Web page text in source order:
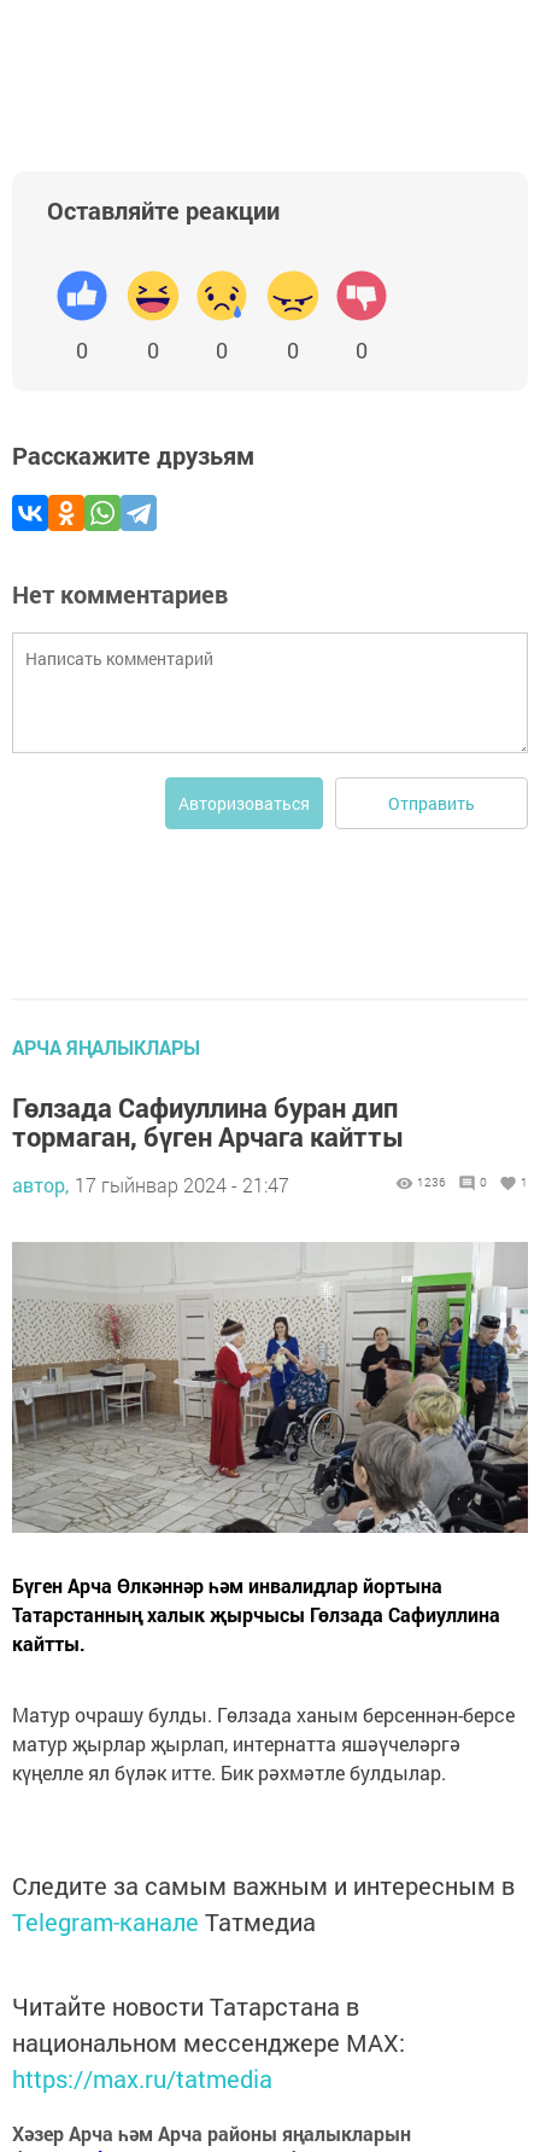
Оставляйте реакции
0 0 0 0 0
Расскажите друзьям
Нет комментариев
Авторизоваться Отправить
АРЧА ЯҢАЛЫКЛАРЫ
Гөлзада Сафиуллина буран дип
тормаган, бүген Арчага кайтты
автор, 17 гыйнвар 2024 - 21:47 1236 0 1
Бүген Арча Өлкәннәр һәм инвалидлар йортына
Татарстанның халык җырчысы Гөлзада Сафиуллина
кайтты.
Матур очрашу булды. Гөлзада ханым берсеннән-берсе
матур җырлар җырлап, интернатта яшәүчеләргә
күңелле ял бүләк итте. Бик рәхмәтле булдылар.
Следите за самым важным и интересным в
Telegram-канале Татмедиа
Читайте новости Татарстана в
национальном мессенджере MАХ:
https://max.ru/tatmedia
Хәзер Арча һәм Арча районы яңалыкларын